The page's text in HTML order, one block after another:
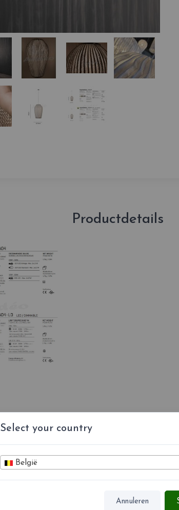
Select your country
België
Annuleren
Productdetails